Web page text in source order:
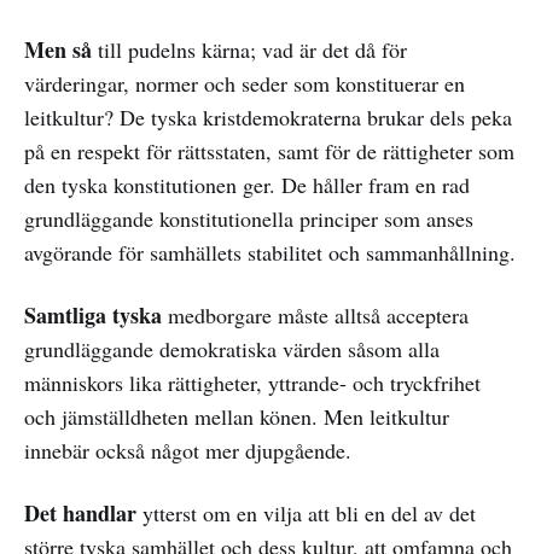
Men så till pudelns kärna; vad är det då för
värderingar, normer och seder som konstituerar en
leitkultur? De tyska kristdemokraterna brukar dels peka
på en respekt för rättsstaten, samt för de rättigheter som
den tyska konstitutionen ger. De håller fram en rad
grundläggande konstitutionella principer som anses
avgörande för samhällets stabilitet och sammanhållning.
Samtliga tyska medborgare måste alltså acceptera
grundläggande demokratiska värden såsom alla
människors lika rättigheter, yttrande- och tryckfrihet
och jämställdheten mellan könen. Men leitkultur
innebär också något mer djupgående.
Det handlar ytterst om en vilja att bli en del av det
större tyska samhället och dess kultur, att omfamna och